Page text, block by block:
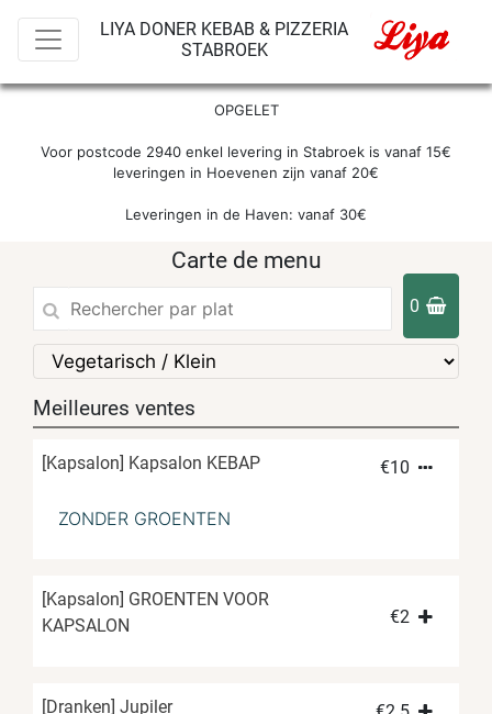
LIYA DONER KEBAB & PIZZERIA
STABROEK
OPGELET
Voor postcode 2940 enkel levering in Stabroek is vanaf 15€
leveringen in Hoevenen zijn vanaf 20€
Leveringen in de Haven: vanaf 30€
Carte de menu
0
Meilleures ventes
[Kapsalon] Kapsalon KEBAP €10
ZONDER GROENTEN
[Kapsalon] GROENTEN VOOR
KAPSALON
€2
[Dranken] Jupiler